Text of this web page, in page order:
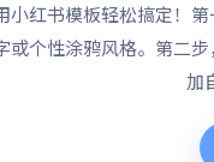
小红书模板轻松搞定！
或个性涂鸦风格。第二
加